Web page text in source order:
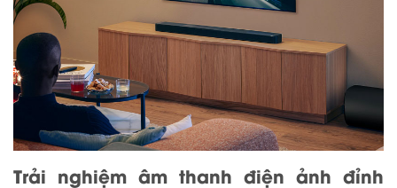
Trải nghiệm âm thanh điện ảnh đỉnh